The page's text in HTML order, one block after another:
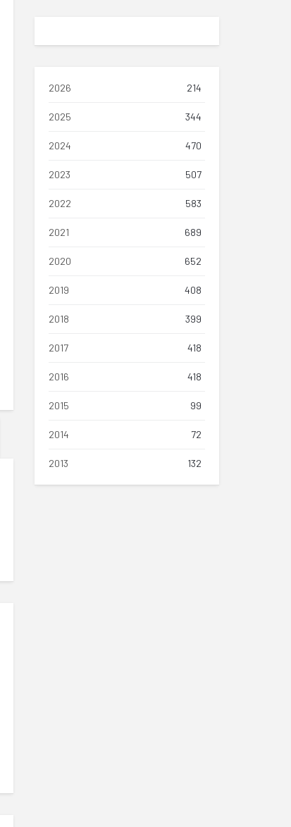
2026 214
2025 344
2024 470
2023 507
2022 583
2021 689
2020 652
2019 408
2018 399
2017 418
2016 418
2015 99
2014 72
2013 132